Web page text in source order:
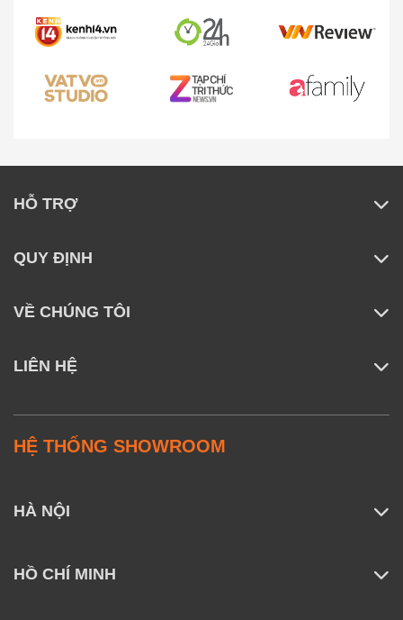
HỖ TRỢ
QUY ĐỊNH
VỀ CHÚNG TÔI
LIÊN HỆ
HỆ THỐNG SHOWROOM
HÀ NỘI
HỒ CHÍ MINH